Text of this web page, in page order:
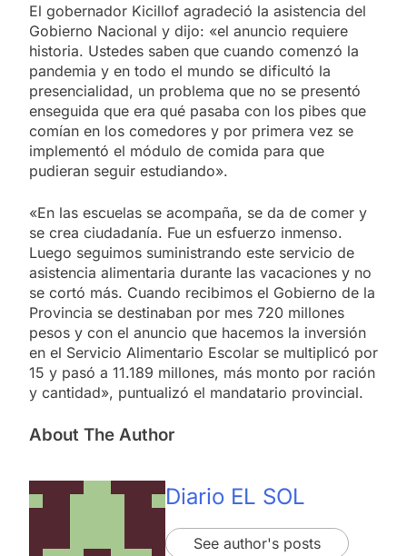
El gobernador Kicillof agradeció la asistencia del
Gobierno Nacional y dijo: «el anuncio requiere
historia. Ustedes saben que cuando comenzó la
pandemia y en todo el mundo se dificultó la
presencialidad, un problema que no se presentó
enseguida que era qué pasaba con los pibes que
comían en los comedores y por primera vez se
implementó el módulo de comida para que
pudieran seguir estudiando».
«En las escuelas se acompaña, se da de comer y
se crea ciudadanía. Fue un esfuerzo inmenso.
Luego seguimos suministrando este servicio de
asistencia alimentaria durante las vacaciones y no
se cortó más. Cuando recibimos el Gobierno de la
Provincia se destinaban por mes 720 millones
pesos y con el anuncio que hacemos la inversión
en el Servicio Alimentario Escolar se multiplicó por
15 y pasó a 11.189 millones, más monto por ración
y cantidad», puntualizó el mandatario provincial.
About The Author
Diario EL SOL
See author's posts